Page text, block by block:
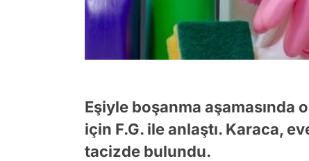
Eşiyle boşanma aşamasında
için F.G. ile anlaştı. Karaca,
tacizde bulundu.